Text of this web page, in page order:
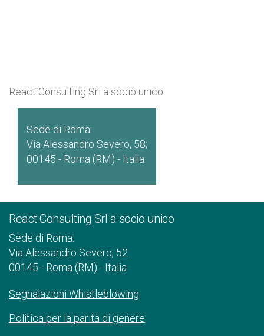
React Consulting Srl a socio unico
Sede di Roma:
Via Alessandro Severo, 58;
00145 - Roma (RM) - Italia
React Consulting Srl a socio unico
Sede di Roma:
Via Alessandro Severo, 52
00145 - Roma (RM) - Italia
Segnalazioni Whistleblowing
Politica per la parità di genere